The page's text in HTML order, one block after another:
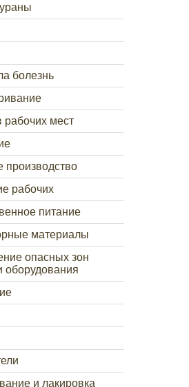
болезнь
рабочих мест
производство
рабочих
питание
материалы
опасных зон
оборудования
и лакировка